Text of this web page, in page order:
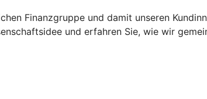
Finanzgruppe und damit unseren
und erfahren Sie, wie wir